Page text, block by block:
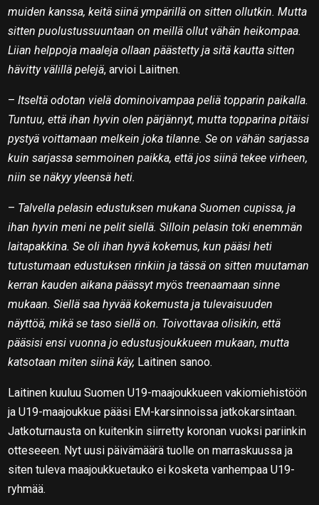
muiden kanssa, keitä siinä ympärillä on sitten ollutkin. Mutta
sitten puolustussuuntaan on meillä ollut vähän heikompaa.
Liian helppoja maaleja ollaan päästetty ja sitä kautta sitten
hävitty välillä pelejä, arvioi Laiitnen.
–Itseltä odotan vielä dominoivampaa peliä topparin paikalla.
Tuntuu, että ihan hyvin olen pärjännyt, mutta topparina pitäisi
pystyä voittamaan melkein joka tilanne. Se on vähän sarjassa
kuin sarjassa semmoinen paikka, että jos siinä tekee virheen,
niin se näkyy yleensä heti.
– Talvella pelasin edustuksen mukana Suomen cupissa, ja
ihan hyvin meni ne pelit siellä. Silloin pelasin toki enemmän
laitapakkina. Se oli ihan hyvä kokemus, kun pääsi heti
tutustumaan edustuksen rinkiin ja tässä on sitten muutaman
kerran kauden aikana päässyt myös treenaamaan sinne
mukaan. Siellä saa hyvää kokemusta ja tulevaisuuden
näyttöä, mikä se taso siellä on. Toivottavaa olisikin, että
pääsisi ensi vuonna jo edustusjoukkueen mukaan, mutta
katsotaan miten siinä käy, Laitinen sanoo.
Laitinen kuuluu Suomen U19-maajoukkueen vakiomiehistöön
ja U19-maajoukkue pääsi EM-karsinnoissa jatkokarsintaan.
Jatkoturnausta on kuitenkin siirretty koronan vuoksi pariinkin
otteseeen. Nyt uusi päivämäärä tuolle on marraskuussa ja
siten tuleva maajoukkuetauko ei kosketa vanhempaa U19-
ryhmää.